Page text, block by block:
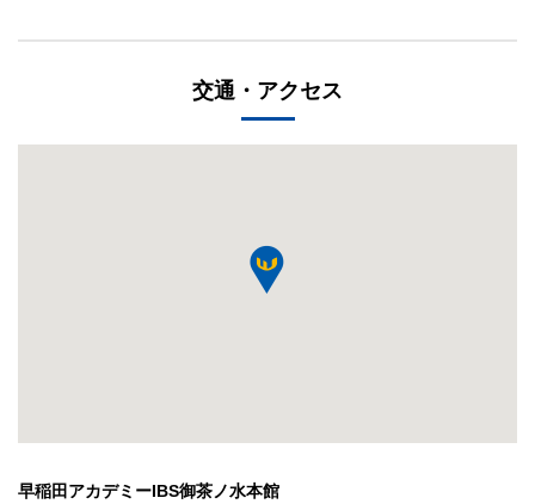
交通・アクセス
早稲田アカデミーIBS御茶ノ水本館